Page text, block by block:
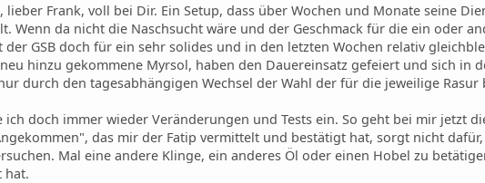
lieber Frank, voll bei Dir. Ein Setup, dass über Wochen und Monate seine
Wenn da nicht die Naschsucht wäre und der Geschmack für die ein oder
der GSB doch für ein sehr solides und in den letzten Wochen relativ
hinzu gekommene Myrsol, haben den Dauereinsatz gefeiert und sich in
durch den tagesabhängigen Wechsel der Wahl der für die jeweilige
ich doch immer wieder Veränderungen und Tests ein. So geht bei mir jetzt
das mir der Fatip vermittelt und bestätigt hat, sorgt nicht
Mal eine andere Klinge, ein anderes Öl oder einen Hobel zu
hat.